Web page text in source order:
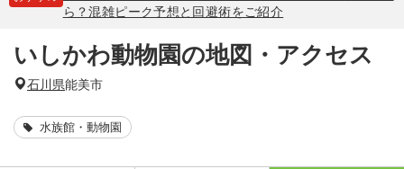
ら？混雑ピーク予想と回避術をご紹介
いしかわ動物園の地図・アクセス
石川県能美市
水族館・動物園